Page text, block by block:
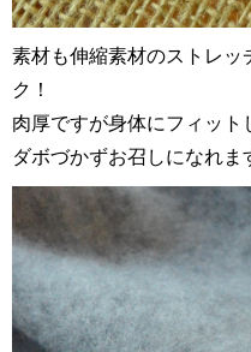
素材も伸縮素材のストレッ
ク！
肉厚ですが身体にフィット
ダボづかずお召しになれま